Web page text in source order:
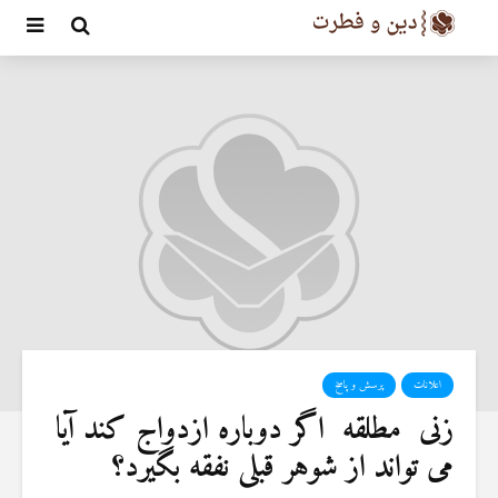
اعلانات پرسش و پاسخ
زنی مطلقه اگر دوباره ازدواج کند آیا
می تواند از شوهر قبلی نفقه بگیرد؟